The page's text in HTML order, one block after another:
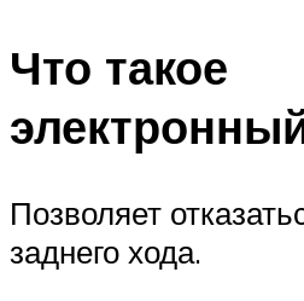
Что такое
Позволяет
заднего хода.